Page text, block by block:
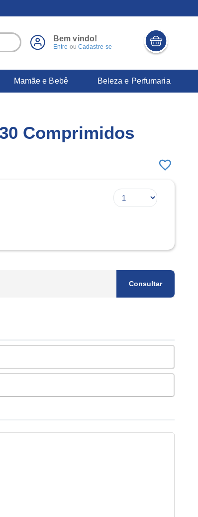
Bem vindo!
Entre ou Cadastre-se
Mamãe e Bebê Beleza e Perfumaria
Comprimidos
Consultar